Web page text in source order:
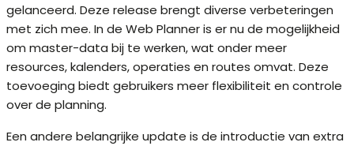
gelanceerd. Deze release brengt diverse verbeteringen
met zich mee. In de Web Planner is er nu de mogelijkheid
om master-data bij te werken, wat onder meer
resources, kalenders, operaties en routes omvat. Deze
toevoeging biedt gebruikers meer flexibiliteit en controle
over de planning.
Een andere belangrijke update is de introductie van extra